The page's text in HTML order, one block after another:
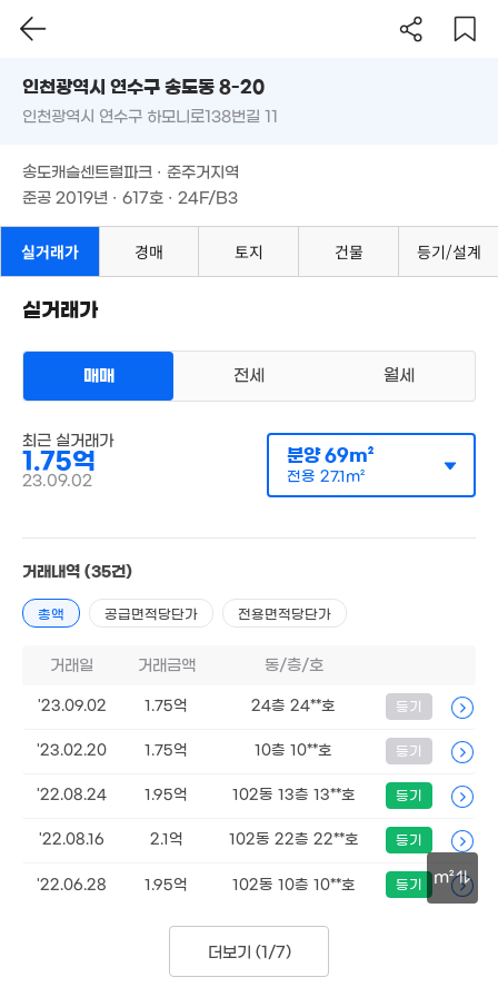
매매 1억 6000만원
전용27m²
4.9억
207m²
151m²
36.72
'15.
57
40.59억
필터 매물 탐색
인천시 연수구 송도동 8-20
준공 2019년 · 617호 · 24F/B3
m²
인천광역시 연수구 송도동 8-20
인천광역시 연수구 하모니로138번길 11
송도캐슬센트럴파크 · 준주거지역
준공 2019년 · 617호 · 24F/B3
실거래가 경매 토지 건물 등기/설계
실거래가
매매 전세 월세
최근 실거래가
1.75억
23.09.02
분양69m²
전용 27.1m²
거래내역 (35건)
총액 공급면적당단가 전용면적당단가
거래일 거래금액 동/층/호
'23.09.02 1.75억 24층 24**호 등기
'23.02.20 1.75억 10층 10**호 등기
'22.08.24 1.95억 102동 13층 13**호 등기
'22.08.16 2.1억 102동 22층 22**호 등기
'22.06.28 1.95억 102동 10층 10**호 등기
더보기 (1/7)